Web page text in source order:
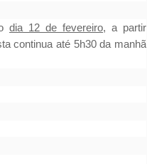
dia 12 de fevereiro, a partir
continua até 5h30 da manhã